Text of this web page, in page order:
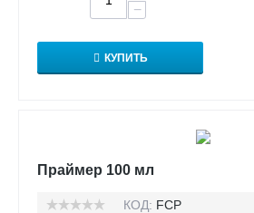
−
КУПИТЬ
Праймер 100 мл
КОД: FCP